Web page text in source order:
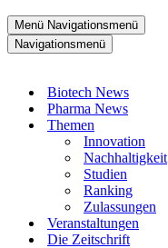
Menü Navigationsmenü
Navigationsmenü
Biotech News
Pharma News
Themen
Innovation
Nachhaltigkeit
Studien
Ranking
Zulassungen
Veranstaltungen
Die Zeitschrift